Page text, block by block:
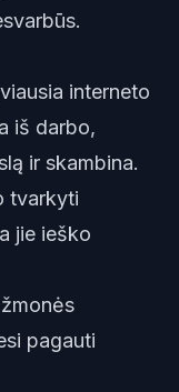
interneto
iš darbo,
ir skambina.
tvarkyti
jie ieško
žmonės
pagauti